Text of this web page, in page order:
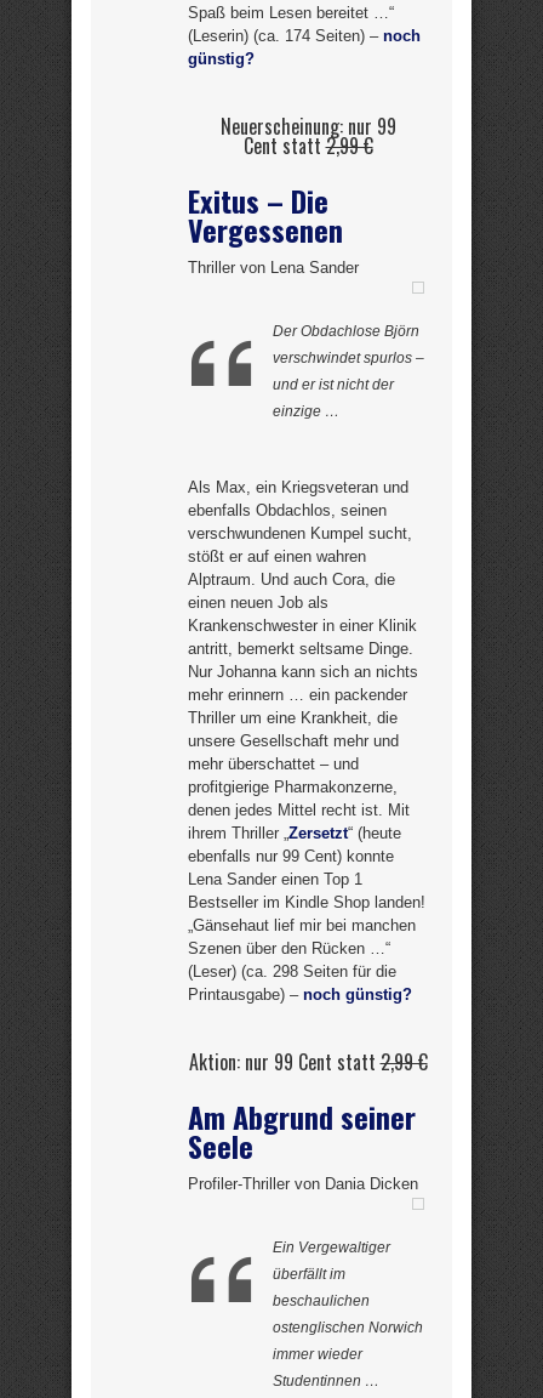
Spaß beim Lesen bereitet …“
(Leserin) (ca. 174 Seiten) – noch
günstig?
Neuerscheinung: nur 99
Cent statt2,99 €
Exitus – Die
Vergessenen
Thriller von Lena Sander
Der Obdachlose Björn
verschwindet spurlos –
und er ist nicht der
einzige …
Als Max, ein Kriegsveteran und
ebenfalls Obdachlos, seinen
verschwundenen Kumpel sucht,
stößt er auf einen wahren
Alptraum. Und auch Cora, die
einen neuen Job als
Krankenschwester in einer Klinik
antritt, bemerkt seltsame Dinge.
Nur Johanna kann sich an nichts
mehr erinnern … ein packender
Thriller um eine Krankheit, die
unsere Gesellschaft mehr und
mehr überschattet – und
profitgierige Pharmakonzerne,
denen jedes Mittel recht ist. Mit
ihrem Thriller „ Zersetzt“ (heute
ebenfalls nur 99 Cent) konnte
Lena Sander einen Top 1
Bestseller im Kindle Shop landen!
„Gänsehaut lief mir bei manchen
Szenen über den Rücken …“
(Leser) (ca. 298 Seiten für die
Printausgabe) – noch günstig?
Aktion: nur 99 Cent statt2,99 €
Am Abgrund seiner
Seele
Profiler-Thriller von Dania Dicken
Ein Vergewaltiger
überfällt im
beschaulichen
ostenglischen Norwich
immer wieder
Studentinnen …